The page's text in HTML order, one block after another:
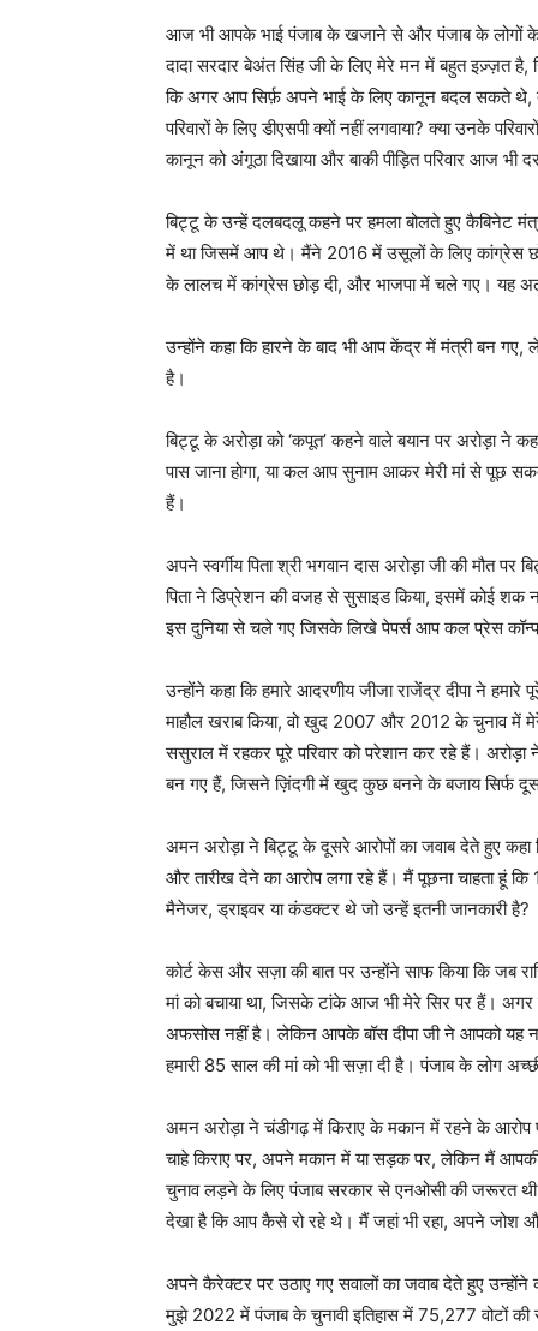
आज भी आपके भाई पंजाब के खजाने से और पंजाब के लोगों
दादा सरदार बेअंत सिंह जी के लिए मेरे मन में बहुत इज़्ज़त
कि अगर आप सिर्फ़ अपने भाई के लिए कानून बदल सकते थे,
परिवारों के लिए डीएसपी क्यों नहीं लगवाया? क्या उनके
कानून को अंगूठा दिखाया और बाकी पीड़ित परिवार आज
बिट्टू के उन्हें दलबदलू कहने पर हमला बोलते हुए कैबिनेट
में था जिसमें आप थे। मैंने 2016 में उसूलों के लिए कांग्रेस
के लालच में कांग्रेस छोड़ दी, और भाजपा में चले गए। यह
उन्होंने कहा कि हारने के बाद भी आप केंद्र में मंत्री बन गए,
है।
बिट्टू के अरोड़ा को ‘कपूत’ कहने वाले बयान पर अरोड़ा ने
पास जाना होगा, या कल आप सुनाम आकर मेरी मां से पूछ
हैं।
अपने स्वर्गीय पिता श्री भगवान दास अरोड़ा जी की मौत
पिता ने डिप्रेशन की वजह से सुसाइड किया, इसमें कोई शक
इस दुनिया से चले गए जिसके लिखे पेपर्स आप कल प्रेस
उन्होंने कहा कि हमारे आदरणीय जीजा राजेंद्र दीपा ने
माहौल खराब किया, वो खुद 2007 और 2012 के चुनाव
ससुराल में रहकर पूरे परिवार को परेशान कर रहे हैं।
बन गए हैं, जिसने ज़िंदगी में खुद कुछ बनने के बजाय सिर्फ
अमन अरोड़ा ने बिट्टू के दूसरे आरोपों का जवाब देते हुए कहा
और तारीख देने का आरोप लगा रहे हैं। मैं पूछना चाहता हूं कि
मैनेजर, ड्राइवर या कंडक्टर थे जो उन्हें इतनी जानकारी है?
कोर्ट केस और सज़ा की बात पर उन्होंने साफ किया कि जब
मां को बचाया था, जिसके टांके आज भी मेरे सिर पर हैं।
अफसोस नहीं है। लेकिन आपके बॉस दीपा जी ने आपको यह
हमारी 85 साल की मां को भी सज़ा दी है। पंजाब के लोग
अमन अरोड़ा ने चंडीगढ़ में किराए के मकान में रहने के आरोप
चाहे किराए पर, अपने मकान में या सड़क पर, लेकिन मैं आपकी
चुनाव लड़ने के लिए पंजाब सरकार से एनओसी की जरूरत थी
देखा है कि आप कैसे रो रहे थे। मैं जहां भी रहा, अपने जोश
अपने कैरेक्टर पर उठाए गए सवालों का जवाब देते हुए
मुझे 2022 में पंजाब के चुनावी इतिहास में 75,277 वोटों की